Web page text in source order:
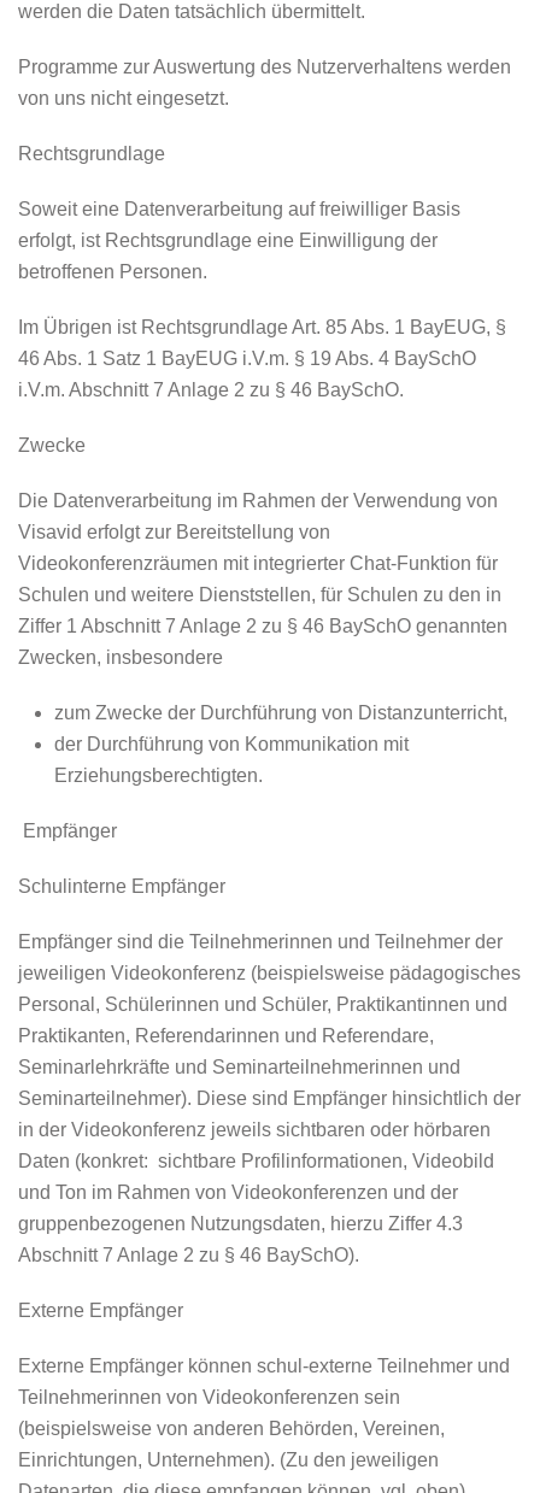
werden die Daten tatsächlich übermittelt.
Programme zur Auswertung des Nutzerverhaltens werden
von uns nicht eingesetzt.
Rechtsgrundlage
Soweit eine Datenverarbeitung auf freiwilliger Basis
erfolgt, ist Rechtsgrundlage eine Einwilligung der
betroffenen Personen.
Im Übrigen ist Rechtsgrundlage Art. 85 Abs. 1 BayEUG, §
46 Abs. 1 Satz 1 BayEUG i.V.m. § 19 Abs. 4 BaySchO
i.V.m. Abschnitt 7 Anlage 2 zu § 46 BaySchO.
Zwecke
Die Datenverarbeitung im Rahmen der Verwendung von
Visavid erfolgt zur Bereitstellung von
Videokonferenzräumen mit integrierter Chat-Funktion für
Schulen und weitere Dienststellen, für Schulen zu den in
Ziffer 1 Abschnitt 7 Anlage 2 zu § 46 BaySchO genannten
Zwecken, insbesondere
zum Zwecke der Durchführung von Distanzunterricht,
der Durchführung von Kommunikation mit
Erziehungsberechtigten.
Empfänger
Schulinterne Empfänger
Empfänger sind die Teilnehmerinnen und Teilnehmer der
jeweiligen Videokonferenz (beispielsweise pädagogisches
Personal, Schülerinnen und Schüler, Praktikantinnen und
Praktikanten, Referendarinnen und Referendare,
Seminarlehrkräfte und Seminarteilnehmerinnen und
Seminarteilnehmer). Diese sind Empfänger hinsichtlich der
in der Videokonferenz jeweils sichtbaren oder hörbaren
Daten (konkret: sichtbare Profilinformationen, Videobild
und Ton im Rahmen von Videokonferenzen und der
gruppenbezogenen Nutzungsdaten, hierzu Ziffer 4.3
Abschnitt 7 Anlage 2 zu § 46 BaySchO).
Externe Empfänger
Externe Empfänger können schul-externe Teilnehmer und
Teilnehmerinnen von Videokonferenzen sein
(beispielsweise von anderen Behörden, Vereinen,
Einrichtungen, Unternehmen). (Zu den jeweiligen